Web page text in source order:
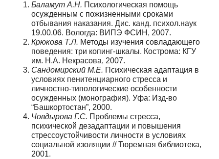
Баламут А.Н. Психологическая помощь
осужденным с пожизненными сроками
отбывания наказания. Дис. канд. психол.наук
19.00.06. Вологда: ВИПЭ ФСИН, 2007.
Крюкова Т.Л. Методы изучения совладающего
поведения: три копинг-шкалы. Кострома: КГУ
им. Н.А. Некрасова, 2007.
Сандомирский М.Е. Психическая адаптация в
условиях пенитенциарного стресса и
личностно-типологические особенности
осужденных (монография). Уфа: Изд-во
“Башкортостан”, 2000.
Човдырова Г.С. Проблемы стресса,
психической дезадаптации и повышения
стрессоустойчивости личности в условиях
социальной изоляции // Тюремная библиотека,
2001.